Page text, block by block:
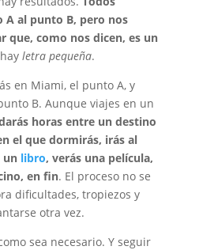
al punto B, pero nos
que, como nos dicen, es un
letra pequeña.
en Miami, el punto A, y
B. Aunque viajes en un
horas entre un destino
el que dormirás, irás al
un libro, verás una película,
en fin. El proceso no se
dificultades, tropiezos y
otra vez.
sea necesario. Y seguir